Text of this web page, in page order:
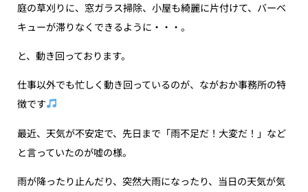
庭の草刈りに、窓ガラス掃除、小屋も綺麗に片付けて、バーベ
キューが滞りなくできるように・・・。
と、動き回っております。
仕事以外でも忙しく動き回っているのが、ながおか事務所の特
徴です
最近、天気が不安定で、先日まで「雨不足だ！大変だ！」など
と言っていたのが嘘の様。
雨が降ったり止んだり、突然大雨になったり、当日の天気が気